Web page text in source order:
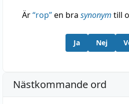
Är“rop”en bra synonym till
Ja Nej
Nästkommande ord